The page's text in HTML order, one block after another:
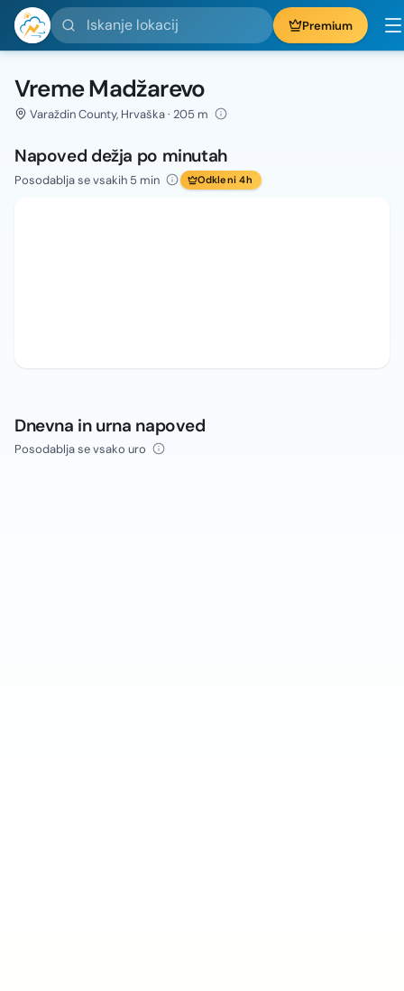
Iskanje lokacij Premium
Vreme Madžarevo
Varaždin County, Hrvaška · 205 m
Napoved dežja po minutah
Posodablja se vsakih 5 min Odkleni 4h
Dnevna in urna napoved
Posodablja se vsako uro